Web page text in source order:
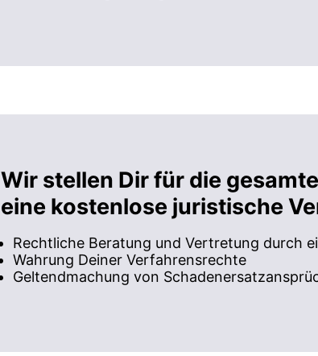
Wir stellen Dir für die
eine kostenlose juristische
Rechtliche Beratung und Vertretung durch
Wahrung Deiner Verfahrensrechte
Geltendmachung von